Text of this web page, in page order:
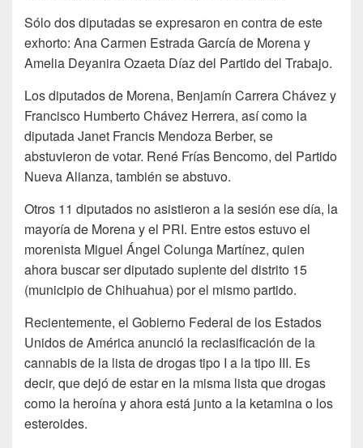
Sólo dos diputadas se expresaron en contra de este
exhorto: Ana Carmen Estrada García de Morena y
Amelia Deyanira Ozaeta Díaz del Partido del Trabajo.
Los diputados de Morena, Benjamín Carrera Chávez y
Francisco Humberto Chávez Herrera, así como la
diputada Janet Francis Mendoza Berber, se
abstuvieron de votar. René Frías Bencomo, del Partido
Nueva Alianza, también se abstuvo.
Otros 11 diputados no asistieron a la sesión ese día, la
mayoría de Morena y el PRI. Entre estos estuvo el
morenista Miguel Ángel Colunga Martínez, quien
ahora buscar ser diputado suplente del distrito 15
(municipio de Chihuahua) por el mismo partido.
Recientemente, el Gobierno Federal de los Estados
Unidos de América anunció la reclasificación de la
cannabis de la lista de drogas tipo I a la tipo III. Es
decir, que dejó de estar en la misma lista que drogas
como la heroína y ahora está junto a la ketamina o los
esteroides.